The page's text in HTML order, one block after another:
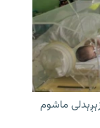
ماشوم